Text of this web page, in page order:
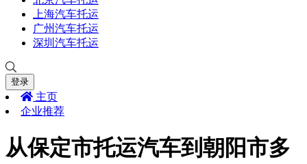
上海汽车托运
广州汽车托运
深圳汽车托运
登录
主页
企业推荐
从保定市托运汽车到朝阳市多